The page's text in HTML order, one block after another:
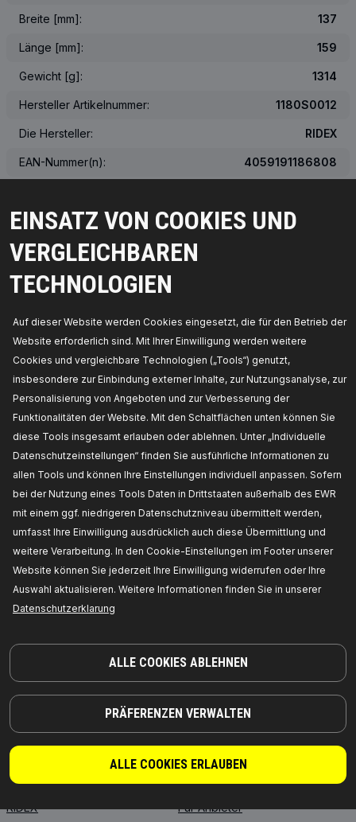
EINSATZ VON COOKIES UND
VERGLEICHBAREN
TECHNOLOGIEN
Auf dieser Website werden Cookies eingesetzt, die für den Betrieb der
Website erforderlich sind. Mit Ihrer Einwilligung werden weitere
Cookies und vergleichbare Technologien („Tools“) genutzt,
insbesondere zur Einbindung externer Inhalte, zur Nutzungsanalyse, zur
Personalisierung von Angeboten und zur Verbesserung der
Funktionalitäten der Website. Mit den Schaltflächen unten können Sie
diese Tools insgesamt erlauben oder ablehnen. Unter „Individuelle
Datenschutzeinstellungen“ finden Sie ausführliche Informationen zu
allen Tools und können Ihre Einstellungen individuell anpassen. Sofern
bei der Nutzung eines Tools Daten in Drittstaaten außerhalb des EWR
mit einem ggf. niedrigeren Datenschutzniveau übermittelt werden,
umfasst Ihre Einwilligung ausdrücklich auch diese Übermittlung und
weitere Verarbeitung. In den Cookie-Einstellungen im Footer unserer
Website können Sie jederzeit Ihre Einwilligung widerrufen oder Ihre
Auswahl aktualisieren. Weitere Informationen finden Sie in unserer
Datenschutzerklarung
ALLE COOKIES ABLEHNEN
PRÄFERENZEN VERWALTEN
ALLE COOKIES ERLAUBEN
Breite [mm]: 137
Länge [mm]: 159
Gewicht [g]: 1314
Hersteller Artikelnummer: 1180S0012
Die Hersteller: RIDEX
EAN-Nummer(n): 4059191186808
Das tatsächliche Aussehen des Produkts kann von der Abbildung
ÜBER DIE OEM-NUMMER
PASSENDE FAHRZEUGE
MEISTVERKAUFTE PRODUKTE IN IHREM LAND
KOMPATIBLE TEILE
TEILE, AUF DIE SIE SICH VERLASSEN KÖNNEN
© 2026 | RIDEX GMBH
JOSEF-ORLOPP-STRASSE 55
10365 BERLIN
PRODUKTE
ÜBER UNS
RIDEX
Händler
Für Anbieter